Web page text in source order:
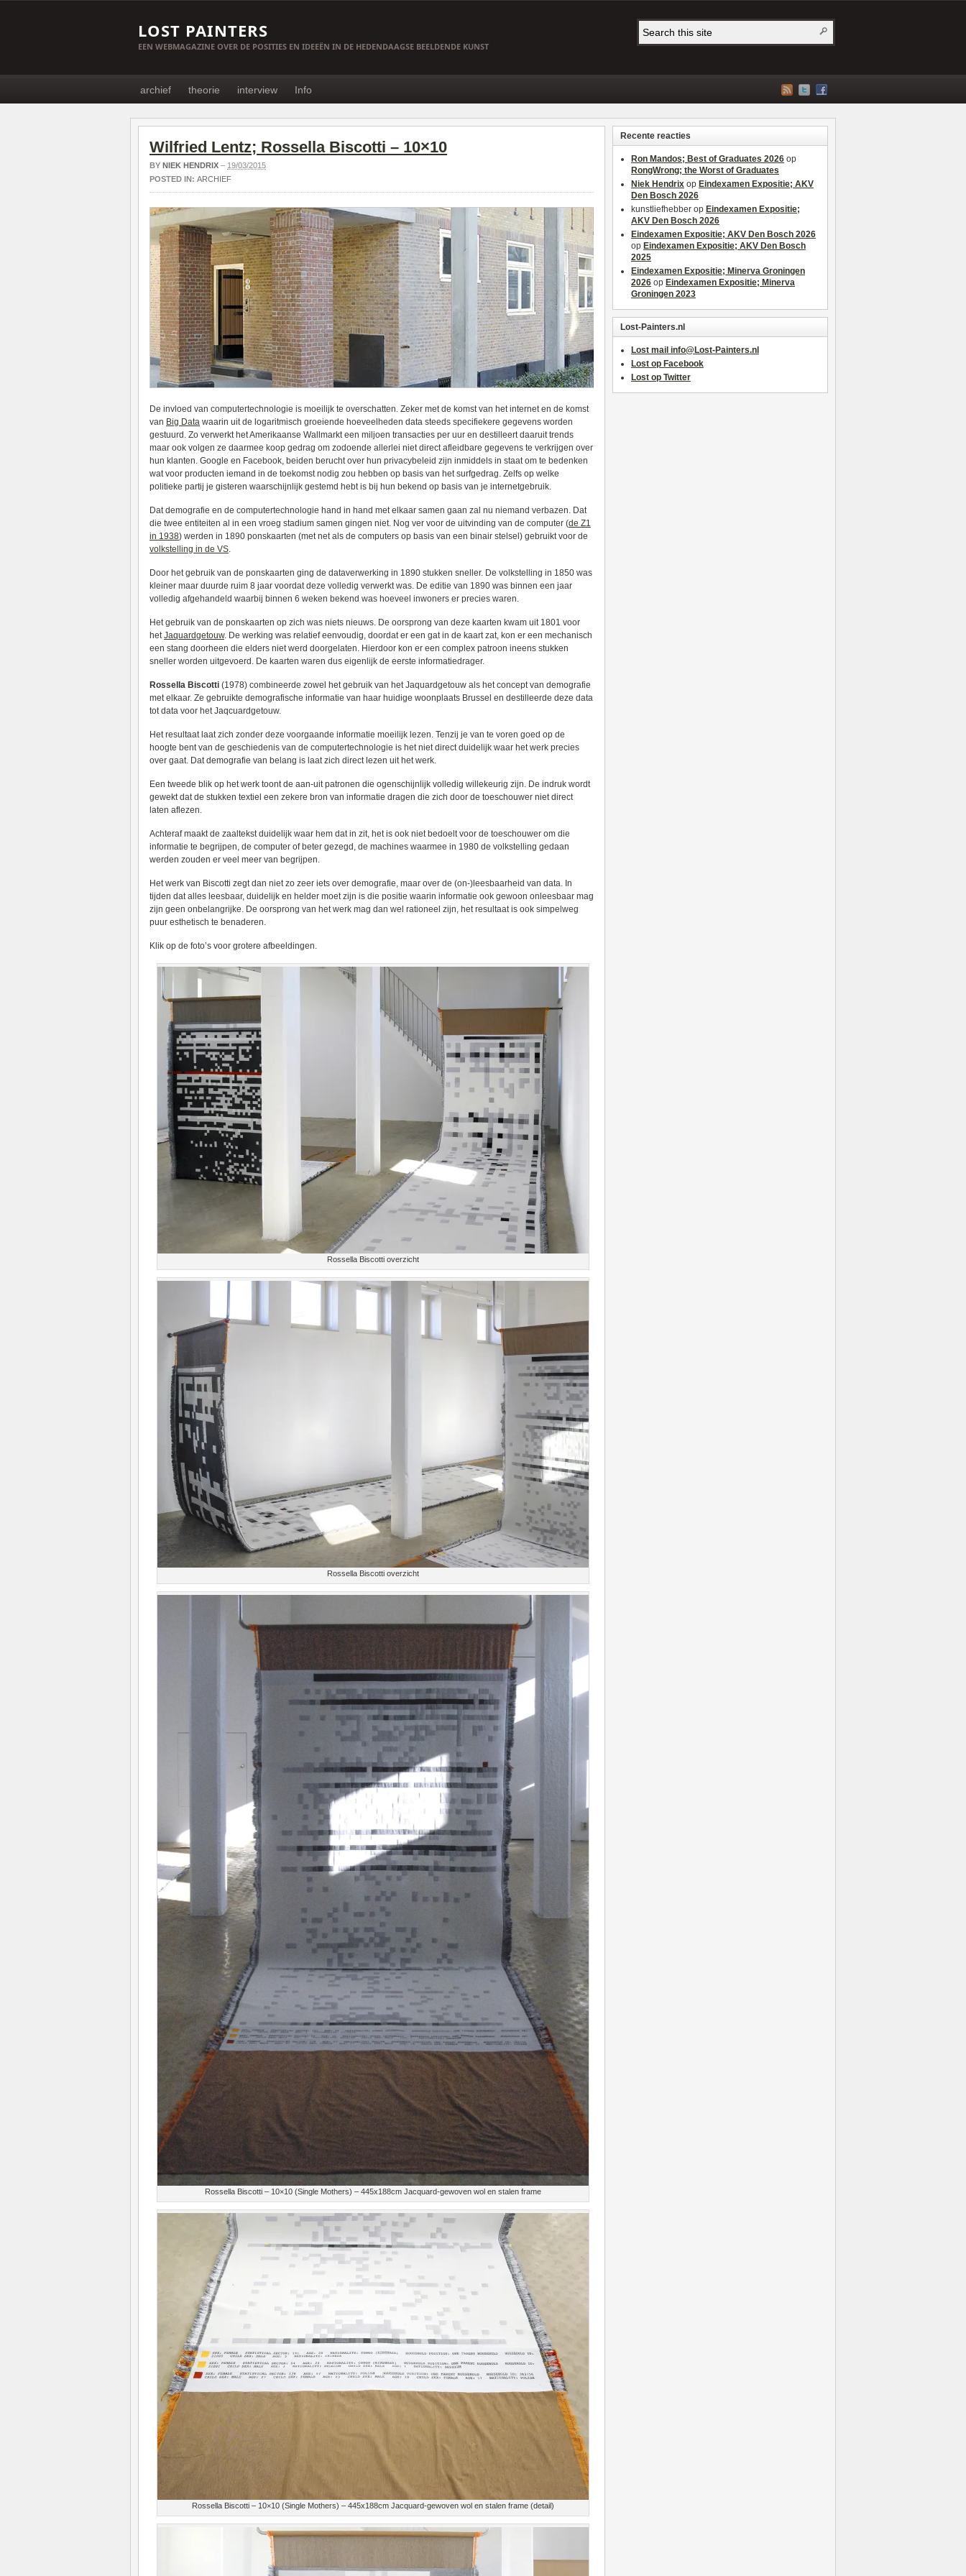
LOST PAINTERS
EEN WEBMAGAZINE OVER DE POSITIES EN IDEEËN IN DE HEDENDAAGSE BEELDENDE KUNST
archief theorie interview Info
Wilfried Lentz; Rossella Biscotti – 10×10
BY NIEK HENDRIX – 19/03/2015
POSTED IN: ARCHIEF
De invloed van computertechnologie is moeilijk te overschatten. Zeker met de komst van het internet en de komst
van Big Data waarin uit de logaritmisch groeiende hoeveelheden data steeds specifiekere gegevens worden
gestuurd. Zo verwerkt het Amerikaanse Wallmarkt een miljoen transacties per uur en destilleert daaruit trends
maar ook volgen ze daarmee koop gedrag om zodoende allerlei niet direct afleidbare gegevens te verkrijgen over
hun klanten. Google en Facebook, beiden berucht over hun privacybeleid zijn inmiddels in staat om te bedenken
wat voor producten iemand in de toekomst nodig zou hebben op basis van het surfgedrag. Zelfs op welke
politieke partij je gisteren waarschijnlijk gestemd hebt is bij hun bekend op basis van je internetgebruik.
Dat demografie en de computertechnologie hand in hand met elkaar samen gaan zal nu niemand verbazen. Dat
die twee entiteiten al in een vroeg stadium samen gingen niet. Nog ver voor de uitvinding van de computer (de Z1
in 1938) werden in 1890 ponskaarten (met net als de computers op basis van een binair stelsel) gebruikt voor de
volkstelling in de VS.
Door het gebruik van de ponskaarten ging de dataverwerking in 1890 stukken sneller. De volkstelling in 1850 was
kleiner maar duurde ruim 8 jaar voordat deze volledig verwerkt was. De editie van 1890 was binnen een jaar
volledig afgehandeld waarbij binnen 6 weken bekend was hoeveel inwoners er precies waren.
Het gebruik van de ponskaarten op zich was niets nieuws. De oorsprong van deze kaarten kwam uit 1801 voor
hetJaquardgetouw. De werking was relatief eenvoudig, doordat er een gat in de kaart zat, kon er een mechanisch
een stang doorheen die elders niet werd doorgelaten. Hierdoor kon er een complex patroon ineens stukken
sneller worden uitgevoerd. De kaarten waren dus eigenlijk de eerste informatiedrager.
Rossella Biscotti (1978) combineerde zowel het gebruik van het Jaquardgetouw als het concept van demografie
met elkaar. Ze gebruikte demografische informatie van haar huidige woonplaats Brussel en destilleerde deze data
tot data voor het Jaqcuardgetouw.
Het resultaat laat zich zonder deze voorgaande informatie moeilijk lezen. Tenzij je van te voren goed op de
hoogte bent van de geschiedenis van de computertechnologie is het niet direct duidelijk waar het werk precies
over gaat. Dat demografie van belang is laat zich direct lezen uit het werk.
Een tweede blik op het werk toont de aan-uit patronen die ogenschijnlijk volledig willekeurig zijn. De indruk wordt
gewekt dat de stukken textiel een zekere bron van informatie dragen die zich door de toeschouwer niet direct
laten aflezen.
Achteraf maakt de zaaltekst duidelijk waar hem dat in zit, het is ook niet bedoelt voor de toeschouwer om die
informatie te begrijpen, de computer of beter gezegd, de machines waarmee in 1980 de volkstelling gedaan
werden zouden er veel meer van begrijpen.
Het werk van Biscotti zegt dan niet zo zeer iets over demografie, maar over de (on-)leesbaarheid van data. In
tijden dat alles leesbaar, duidelijk en helder moet zijn is die positie waarin informatie ook gewoon onleesbaar mag
zijn geen onbelangrijke. De oorsprong van het werk mag dan wel rationeel zijn, het resultaat is ook simpelweg
puur esthetisch te benaderen.
Klik op de foto’s voor grotere afbeeldingen.
Rossella Biscotti overzicht
Rossella Biscotti overzicht
Rossella Biscotti – 10×10 (Single Mothers) – 445x188cm Jacquard-gewoven wol en stalen frame
Rossella Biscotti – 10×10 (Single Mothers) – 445x188cm Jacquard-gewoven wol en stalen frame (detail)
Recente reacties
Ron Mandos; Best of Graduates 2026 op
RongWrong; the Worst of Graduates
Niek Hendrix op Eindexamen Expositie; AKV
Den Bosch 2026
kunstliefhebber op Eindexamen Expositie;
AKV Den Bosch 2026
Eindexamen Expositie; AKV Den Bosch 2026
op Eindexamen Expositie; AKV Den Bosch
2025
Eindexamen Expositie; Minerva Groningen
2026 op Eindexamen Expositie; Minerva
Groningen 2023
Lost-Painters.nl
Lost mail info@Lost-Painters.nl
Lost op Facebook
Lost op Twitter